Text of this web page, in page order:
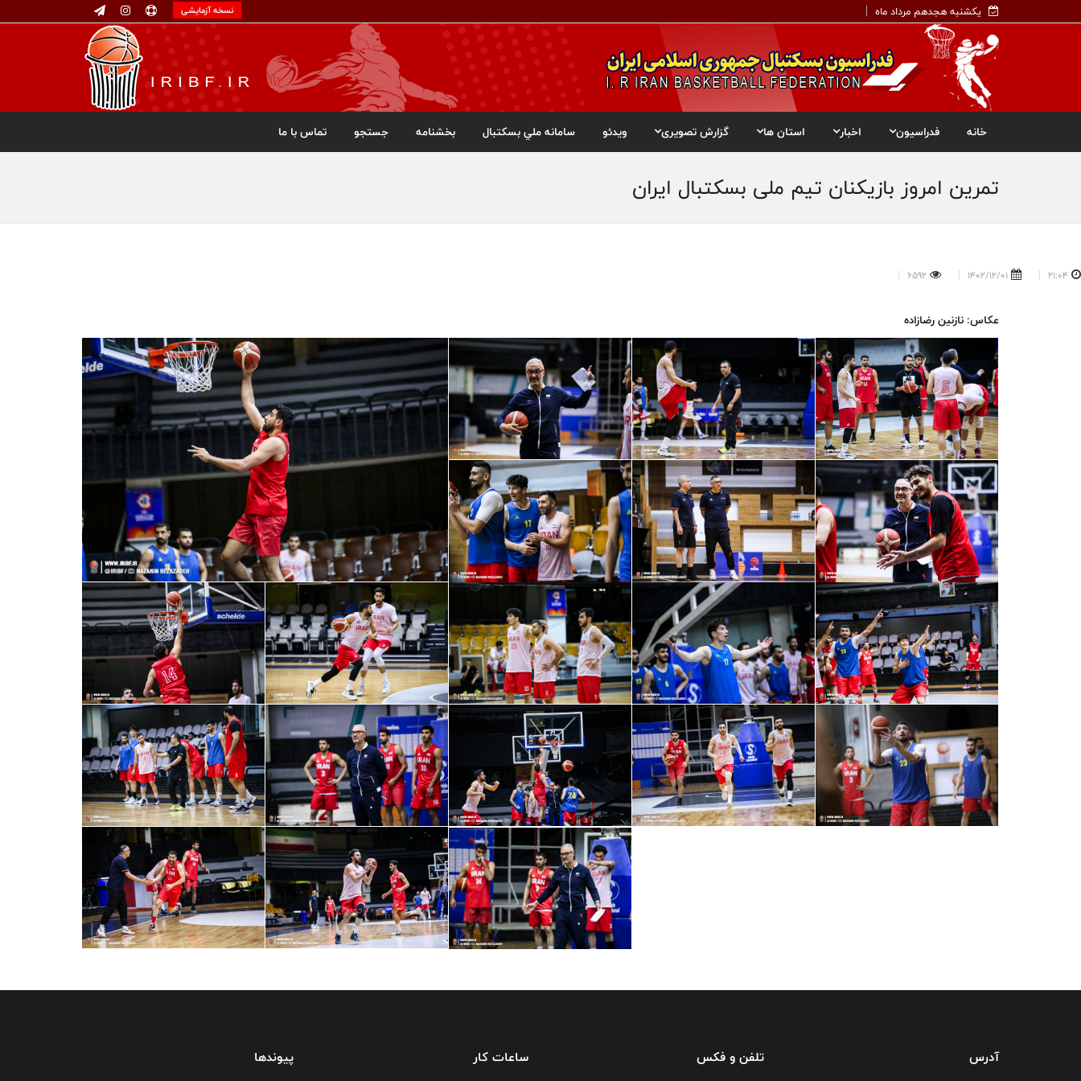
یکشنبه هجدهم مرداد ماه نسخه آزمایشی
خانه فدراسیون اخبار استان ها گزارش تصویری ویدئو سامانه ملي بسکتبال بخشنامه جستجو تماس با ما
تمرین امروز بازیکنان تیم ملی بسکتبال ایران
21:04
1402/12/01
6592
عکاس: نازنین رضازاده
آدرس تلفن و فکس ساعات کار پیوندها